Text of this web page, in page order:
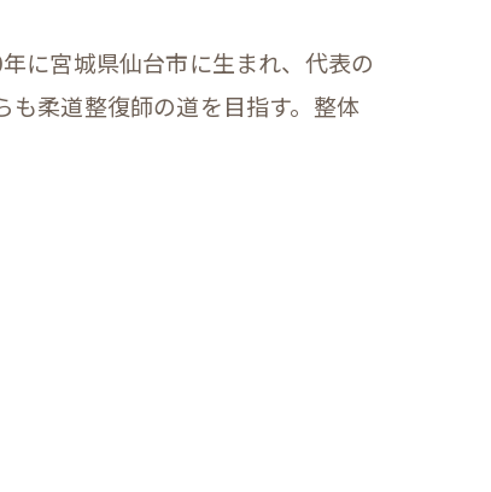
に宮城県仙台市に生まれ、代表の
柔道整復師の道を目指す。整体